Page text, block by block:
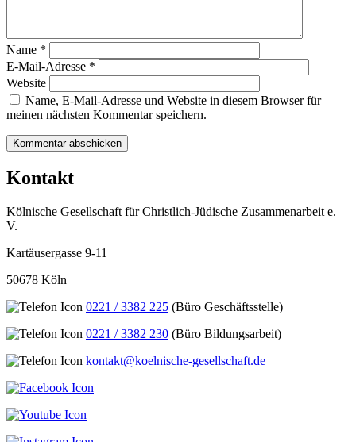
Name *
E-Mail-Adresse *
Website
Name, E-Mail-Adresse und Website in diesem Browser für
meinen nächsten Kommentar speichern.
Kontakt
Kölnische Gesellschaft für Christlich-Jüdische Zusammenarbeit e.
V.
Kartäusergasse 9-11
50678 Köln
0221 / 3382 225 (Büro Geschäftsstelle)
0221 / 3382 230 (Büro Bildungsarbeit)
kontakt@koelnische-gesellschaft.de